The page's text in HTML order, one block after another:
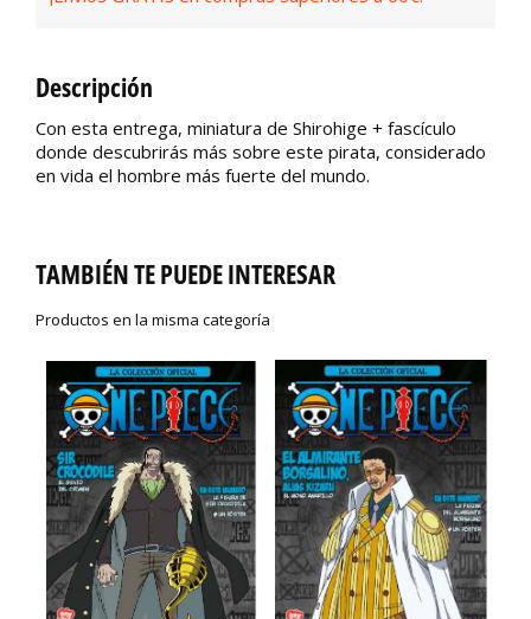
Descripción
Con esta entrega, miniatura de Shirohige + fascículo
donde descubrirás más sobre este pirata, considerado
en vida el hombre más fuerte del mundo.
TAMBIÉN TE PUEDE INTERESAR
Productos en la misma categoría